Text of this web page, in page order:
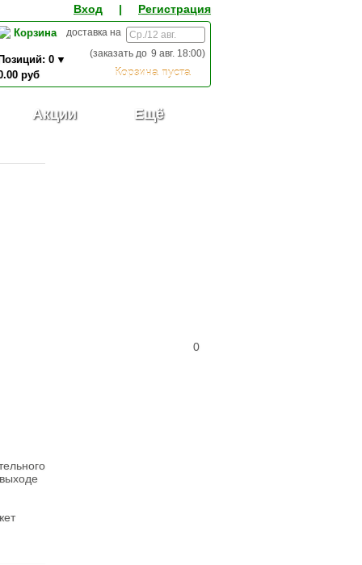
Вход | Регистрация
Корзина
Корзина пуста
доставка на
)
9 авг. 18:00
(заказать до
0
руб
0,00
Акции Ещё
0